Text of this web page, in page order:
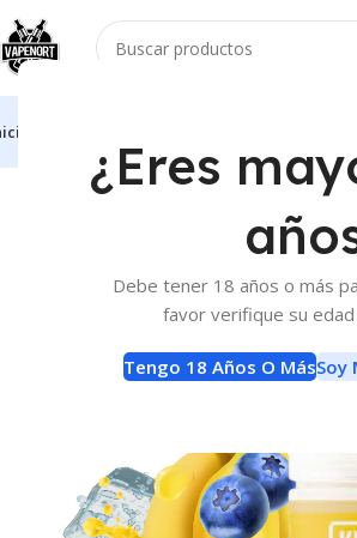
¿Eres
Debe tener 18 años o más
favor verifique su
Tengo 18 Años O MásSoy
E-Liquids Sales de Nicotina Kings